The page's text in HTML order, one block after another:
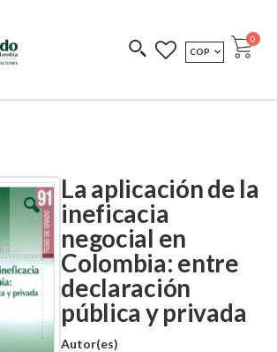
REDIMIR CÓDIGO
MONEDA
COP Cart
0
La aplicación de la
ineficacia
negocial en
Colombia: entre
declaración
pública y privada
Autor(es)